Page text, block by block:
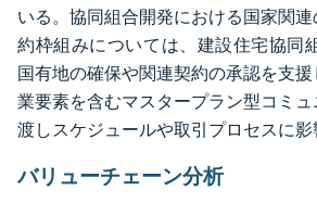
いる。協同組合開発における国家関
約枠組みについては、建設住宅協同
国有地の確保や関連契約の承認を支
業要素を含むマスタープラン型コミ
渡しスケジュールや取引プロセスに影
バリューチェーン分析